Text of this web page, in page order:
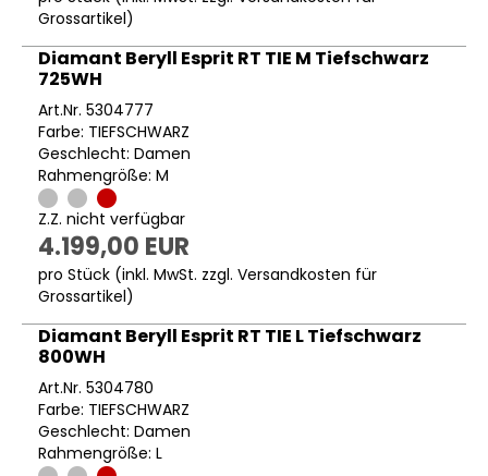
Grossartikel)
Diamant Beryll Esprit RT TIE M Tiefschwarz
725WH
Art.Nr. 5304777
Farbe: TIEFSCHWARZ
Geschlecht: Damen
Rahmengröße: M
Z.Z. nicht verfügbar
4.199,00 EUR
pro Stück (inkl. MwSt. zzgl. Versandkosten für
Grossartikel)
Diamant Beryll Esprit RT TIE L Tiefschwarz
800WH
Art.Nr. 5304780
Farbe: TIEFSCHWARZ
Geschlecht: Damen
Rahmengröße: L